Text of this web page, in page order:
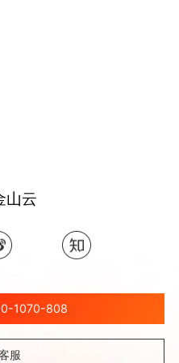
山云
1070-808
服